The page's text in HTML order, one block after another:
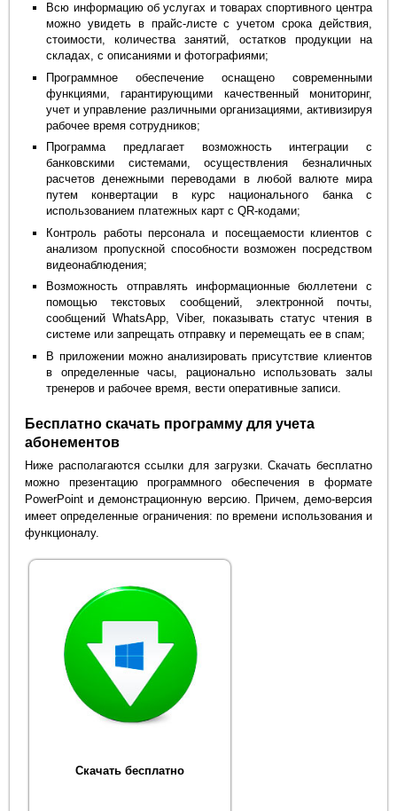
Всю информацию об услугах и товарах спортивного центра
можно увидеть в прайс-листе с учетом срока действия,
стоимости, количества занятий, остатков продукции на
складах, с описаниями и фотографиями;
Программное обеспечение оснащено современными
функциями, гарантирующими качественный мониторинг,
учет и управление различными организациями, активизируя
рабочее время сотрудников;
Программа предлагает возможность интеграции с
банковскими системами, осуществления безналичных
расчетов денежными переводами в любой валюте мира
путем конвертации в курс национального банка с
использованием платежных карт с QR-кодами;
Контроль работы персонала и посещаемости клиентов с
анализом пропускной способности возможен посредством
видеонаблюдения;
Возможность отправлять информационные бюллетени с
помощью текстовых сообщений, электронной почты,
сообщений WhatsApp, Viber, показывать статус чтения в
системе или запрещать отправку и перемещать ее в спам;
В приложении можно анализировать присутствие клиентов
в определенные часы, рационально использовать залы
тренеров и рабочее время, вести оперативные записи.
Бесплатно скачать программу для учета
абонементов
Ниже располагаются ссылки для загрузки. Скачать бесплатно
можно презентацию программного обеспечения в формате
PowerPoint и демонстрационную версию. Причем, демо-версия
имеет определенные ограничения: по времени использования и
функционалу.
Скачать бесплатно